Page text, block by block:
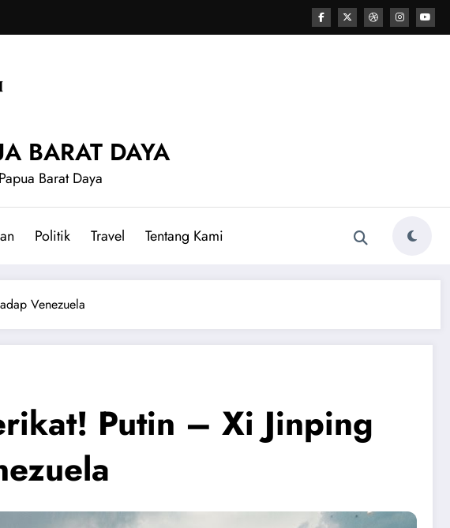
BARAT DAYA
Barat Daya
Politik Travel Tentang Kami
Venezuela
Putin – Xi Jinping